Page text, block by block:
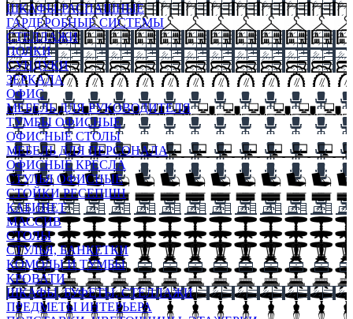
ШКАФЫ-РАСПАШНЫЕ
ГАРДЕРОБНЫЕ СИСТЕМЫ
СТЕЛЛАЖИ
ПОЛКИ
СУНДУКИ
ЗЕРКАЛА
ОФИС
МЕБЕЛЬ ДЛЯ РУКОВОДИТЕЛЯ
ТУМБЫ ОФИСНЫЕ
ОФИСНЫЕ СТОЛЫ
МЕБЕЛЬ ДЛЯ ПЕРСОНАЛА
ОФИСНЫЕ КРЕСЛА
СТУЛЬЯ ОФИСНЫЕ
СТОЙКИ РЕСЕПШН
КАБИНЕТ
МАССИВ
СТОЛЫ
СТУЛЬЯ, БАНКЕТКИ
КОМОДЫ И ТУМБЫ
КРОВАТИ
ШКАФЫ, БУФЕТЫ, СТЕЛЛАЖИ
ПРЕДМЕТЫ ИНТЕРЬЕРА